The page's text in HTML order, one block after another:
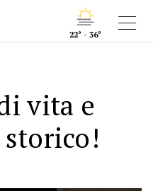
22° - 36°
vita e